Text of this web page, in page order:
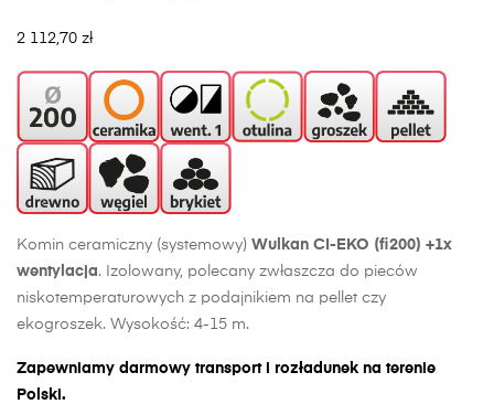
2 112,70 zł
Komin ceramiczny (systemowy) Wulkan CI-EKO (fi200) +1x
wentylacja. Izolowany, polecany zwłaszcza do pieców
niskotemperaturowych z podajnikiem na pellet czy
ekogroszek. Wysokość: 4-15 m.
Zapewniamy darmowy transport i rozładunek na terenie
Polski.